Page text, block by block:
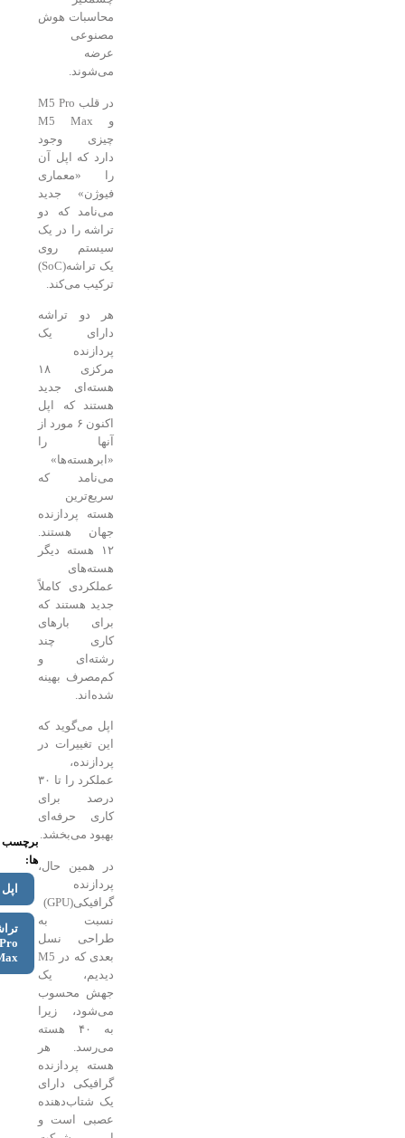
محاسبات هوش
در قلب M5 Pro
و M5 Max
چیزی وجود
دارد که اپل آن
را «معماری
فیوژن» جدید
می‌نامد که دو
تراشه را در یک
سیستم روی
یک تراشه(SoC)
ترکیب می‌کند.
هر دو تراشه
دارای یک
مرکزی ۱۸
هسته‌ای جدید
هستند که اپل
اکنون ۶ مورد از
آنها را
«ابرهسته‌ها»
می‌نامد که
سریع‌ترین
هسته پردازنده
جهان هستند.
۱۲ هسته‌ دیگر
عملکردی کاملاً
جدید هستند که
برای بارهای
کاری چند
رشته‌ای و
کم‌مصرف بهینه
اپل می‌گوید که
این تغییرات در
عملکرد را تا ۳۰
درصد برای
کاری حرفه‌ای
بهبود می‌بخشد.
در همین حال،
گرافیکی(GPU)
نسبت به
طراحی نسل
بعدی که در M5
دیدیم، یک
جهش محسوب
می‌شود، زیرا
به ۴۰ هسته
می‌رسد. هر
هسته‌ پردازنده‌
گرافیکی دارای
یک شتاب‌دهنده
عصبی است و
برچسب
تراشه‌های
M5 Max